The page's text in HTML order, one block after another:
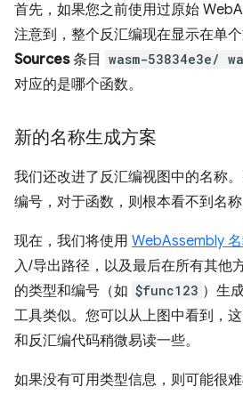
首先，如果您之前使用过原始
注意到，整个反汇编现在显示在单
Sources条目 wasm-53834e3e/
对应的是哪个函数。
新的名称生成方案
我们还改进了反汇编视图中的名称
编号，对于函数，则根本看不到名称
现在，我们将使用 WebAssembly
入/导出路径，以及最后在所有其他
的类型和编号（如 $func123 ）生
工具类似。您可以从上图中看到，
和反汇编代码稍微易读一些。
如果没有可用类型信息，则可能很